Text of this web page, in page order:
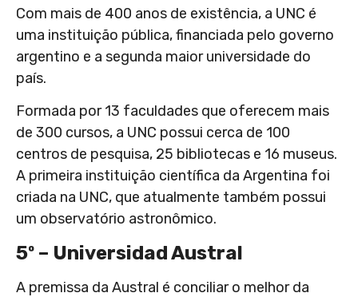
Com mais de 400 anos de existência, a UNC é
uma instituição pública, financiada pelo governo
argentino e a segunda maior universidade do
país.
Formada por 13 faculdades que oferecem mais
de 300 cursos, a UNC possui cerca de 100
centros de pesquisa, 25 bibliotecas e 16 museus.
A primeira instituição científica da Argentina foi
criada na UNC, que atualmente também possui
um observatório astronômico.
5º – Universidad Austral
A premissa da Austral é conciliar o melhor da